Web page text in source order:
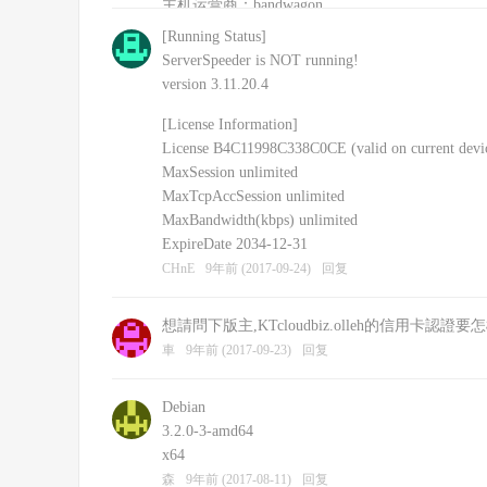
主机运营商：bandwagon
安装的其他软件：shadowsockR
CHnE 9年前 (2017-09-24) 回复
[Running Status]
ServerSpeeder is NOT running!
version 3.11.20.4
[License Information]
License B4C11998C338C0CE (valid on current
MaxSession unlimited
MaxTcpAccSession unlimited
MaxBandwidth(kbps) unlimited
ExpireDate 2034-12-31
CHnE 9年前 (2017-09-24) 回复
想請問下版主,KTcloudbiz.olleh的信用卡認證要
車 9年前 (2017-09-23) 回复
Debian
3.2.0-3-amd64
x64
森 9年前 (2017-08-11) 回复